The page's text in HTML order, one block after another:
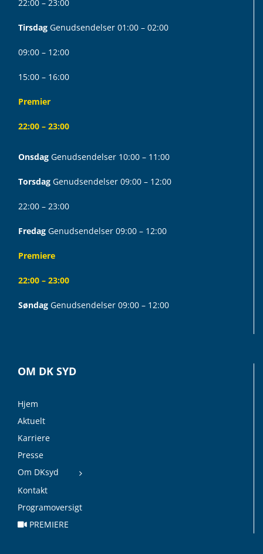
22:00 – 23:00
Tirsdag Genudsendelser 01:00 – 02:00
09:00 – 12:00
15:00 – 16:00
Premier
22:00 – 23:00
Onsdag Genudsendelser 10:00 – 11:00
Torsdag Genudsendelser 09:00 – 12:00
22:00 – 23:00
Fredag Genudsendelser 09:00 – 12:00
Premiere
22:00 – 23:00
Søndag Genudsendelser 09:00 – 12:00
OM DK SYD
Hjem
Aktuelt
Karriere
Presse
Om DKsyd
Kontakt
Programoversigt
PREMIERE